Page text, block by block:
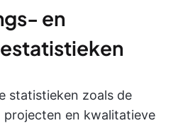
en
statistieken zoals de
en kwalitatieve